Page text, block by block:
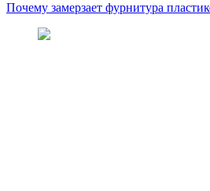
Почему замерзает фурнитура